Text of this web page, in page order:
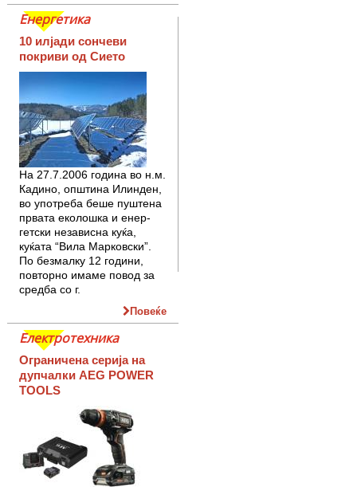
Енергетика
10 илјади сончеви
покриви од Сието
На 27.7.2006 година во н.м.
Кадино, општина Илинден,
во употреба беше пуштена
првата еколошка и енер­
гетски независна куќа,
куќата “Вила Марковски”.
По безмалку 12 години,
повторно имаме повод за
средба со г.
Повеќе
Електротехника
Ограничена серија на
дупчалки AEG POWER
TOOLS